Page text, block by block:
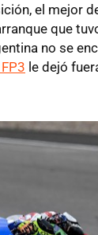
el mejor
que
no se
le dejó